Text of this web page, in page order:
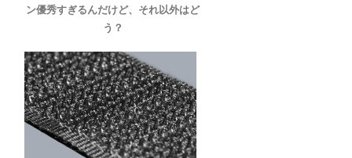
ン優秀すぎるんだけど、それ以外はど
う？